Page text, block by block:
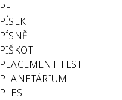
PF
PÍSEK
PÍSNĚ
PIŠKOT
PLACEMENT TEST
PLANETÁRIUM
PLES